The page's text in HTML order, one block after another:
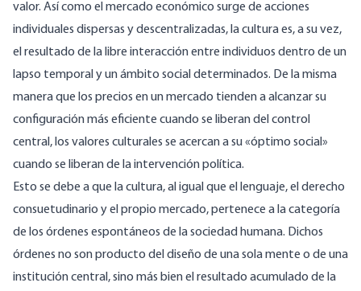
valor. Así como el mercado económico surge de acciones
individuales dispersas y descentralizadas, la cultura es, a su vez,
el resultado de la libre interacción entre individuos dentro de un
lapso temporal y un ámbito social determinados. De la misma
manera que los precios en un mercado tienden a alcanzar su
configuración más eficiente cuando se liberan del control
central, los valores culturales se acercan a su «óptimo social»
cuando se liberan de la intervención política.
Esto se debe a que la cultura, al igual que el lenguaje, el derecho
consuetudinario y el propio mercado, pertenece a la categoría
de los órdenes espontáneos de la sociedad humana. Dichos
órdenes no son producto del diseño de una sola mente o de una
institución central, sino más bien el resultado acumulado de la